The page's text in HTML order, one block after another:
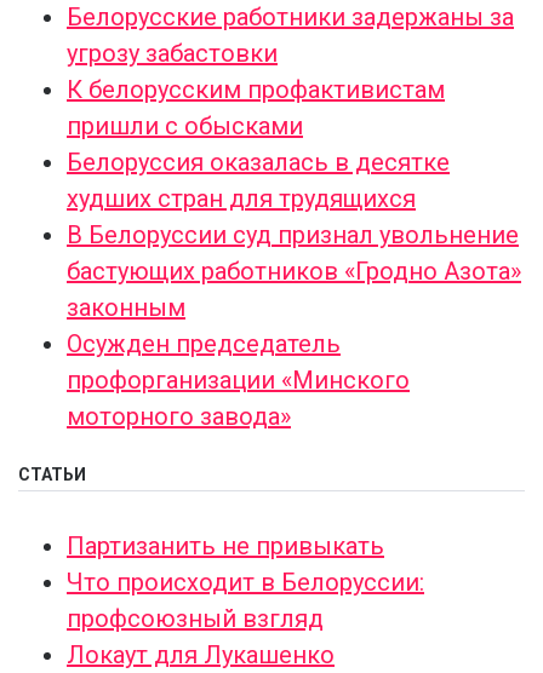
Белорусские работники задержаны за
угрозу забастовки
К белорусским профактивистам
пришли с обысками
Белоруссия оказалась в десятке
худших стран для трудящихся
В Белоруссии суд признал увольнение
бастующих работников «Гродно Азота»
законным
Осужден председатель
профорганизации «Минского
моторного завода»
СТАТЬИ
Партизанить не привыкать
Что происходит в Белоруссии:
профсоюзный взгляд
Локаут для Лукашенко